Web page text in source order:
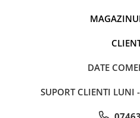
DATE
SUPORT CLIENTI LUNI